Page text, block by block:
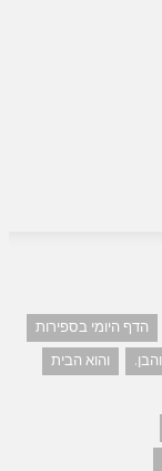
הדף היומי בספירות
והבן.
והוא הבית